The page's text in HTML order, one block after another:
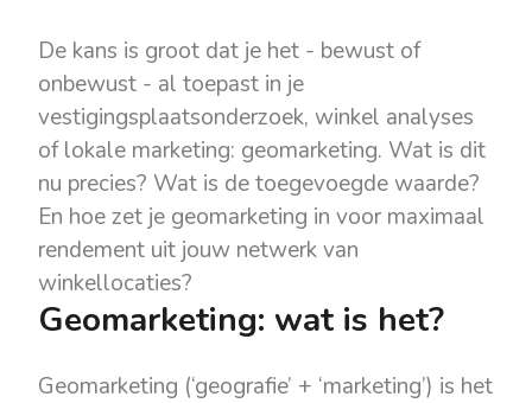
De kans is groot dat je het - bewust of
onbewust - al toepast in je
vestigingsplaatsonderzoek, winkel analyses
of lokale marketing: geomarketing. Wat is dit
nu precies? Wat is de toegevoegde waarde?
En hoe zet je geomarketing in voor maximaal
rendement uit jouw netwerk van
winkellocaties?
Geomarketing: wat is het?
Geomarketing (‘geografie’ + ‘marketing’) is het